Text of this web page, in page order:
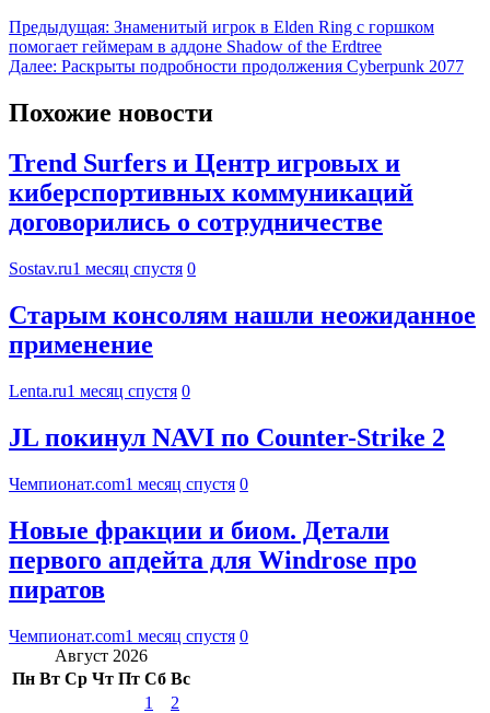
Предыдущая: Знаменитый игрок в Elden Ring с горшком
помогает геймерам в аддоне Shadow of the Erdtree
Далее: Раскрыты подробности продолжения Cyberpunk 2077
Похожие новости
Trend Surfers и Центр игровых и
киберспортивных коммуникаций
договорились о сотрудничестве
Sostav.ru1 месяц спустя 0
Старым консолям нашли неожиданное
применение
Lenta.ru1 месяц спустя 0
JL покинул NAVI по Counter-Strike 2
Чемпионат.com1 месяц спустя 0
Новые фракции и биом. Детали
первого апдейта для Windrose про
пиратов
Чемпионат.com1 месяц спустя 0
Август 2026
Пн Вт Ср Чт Пт Сб Вс
1
2